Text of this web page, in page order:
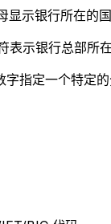
显示银行所在的国
表示银行总部所在
字指定一个特定